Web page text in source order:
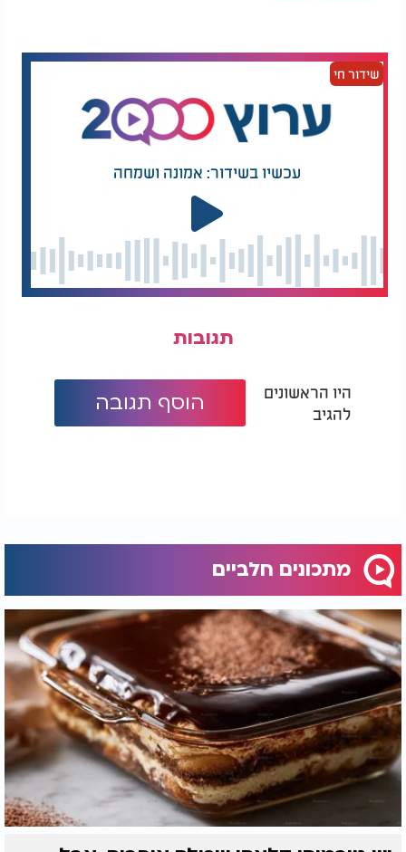
טיפ בריא וטעים:
רוצים להפחית את הסוכר? השתמשו ביוגורט עיזים
ובממתיק טבעי כמו סירופ מייפל טבעי או סילאן.
שידור חי
עכשיו בשידור: אמונה ושמחה
תגובות
היו הראשונים
להגיב
הוסף תגובה
מתכונים חלביים